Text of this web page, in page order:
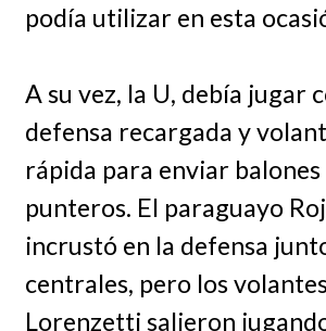
podía utilizar en esta
A su vez, la U, debía jugar
defensa recargada y
rápida para enviar balones
punteros. El paraguayo
incrustó en la defensa
centrales, pero los
Lorenzetti salieron